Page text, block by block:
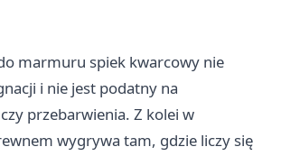
marmuru spiek kwarcowy nie
i nie jest podatny na
przebarwienia. Z kolei w
wygrywa tam, gdzie liczy się